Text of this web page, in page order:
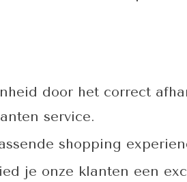
door het correct
service.
shopping
je onze klanten een